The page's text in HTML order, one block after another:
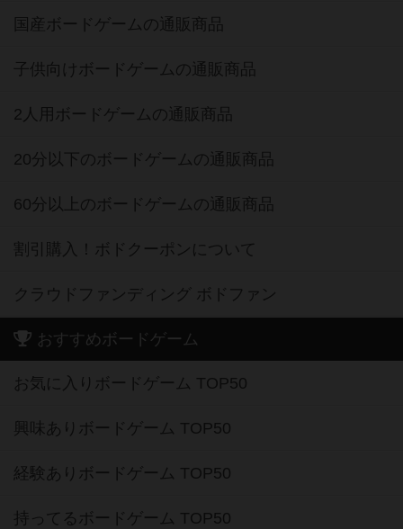
国産ボードゲームの通販商品
子供向けボードゲームの通販商品
2人用ボードゲームの通販商品
20分以下のボードゲームの通販商品
60分以上のボードゲームの通販商品
割引購入！ボドクーポンについて
クラウドファンディング ボドファン
おすすめボードゲーム
お気に入りボードゲーム TOP50
興味ありボードゲーム TOP50
経験ありボードゲーム TOP50
持ってるボードゲーム TOP50